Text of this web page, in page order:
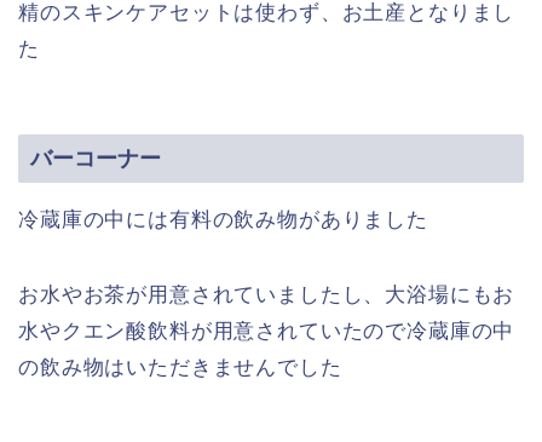
精のスキンケアセットは使わず、お土産となりまし
た
バーコーナー
冷蔵庫の中には有料の飲み物がありました
お水やお茶が用意されていましたし、大浴場にもお
水やクエン酸飲料が用意されていたので冷蔵庫の中
の飲み物はいただきませんでした